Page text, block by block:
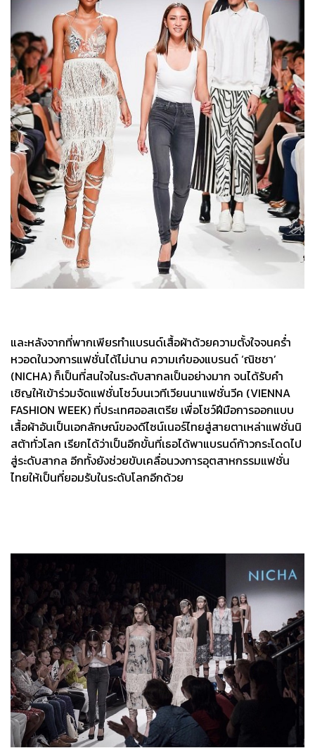
และหลังจากที่พากเพียรทำแบรนด์เสื้อผ้าด้วยความตั้งใจจนคร่ำ
หวอดในวงการแฟชั่นได้ไม่นาน ความเก๋ของแบรนด์ ‘ณิชชา’
(NICHA) ก็เป็นที่สนใจในระดับสากลเป็นอย่างมาก จนได้รับคำ
เชิญให้เข้าร่วมจัดแฟชั่นโชว์บนเวทีเวียนนาแฟชั่นวีค (VIENNA
FASHION WEEK) ที่ประเทศออสเตรีย เพื่อโชว์ฝีมือการออกแบบ
เสื้อผ้าอันเป็นเอกลักษณ์ของดีไซน์เนอร์ไทยสู่สายตาเหล่าแฟชั่นนิ
สต้าทั่วโลก เรียกได้ว่าเป็นอีกขั้นที่เธอได้พาแบรนด์ก้าวกระโดดไป
สู่ระดับสากล อีกทั้งยังช่วยขับเคลื่อนวงการอุตสาหกรรมแฟชั่น
ไทยให้เป็นที่ยอมรับในระดับโลกอีกด้วย